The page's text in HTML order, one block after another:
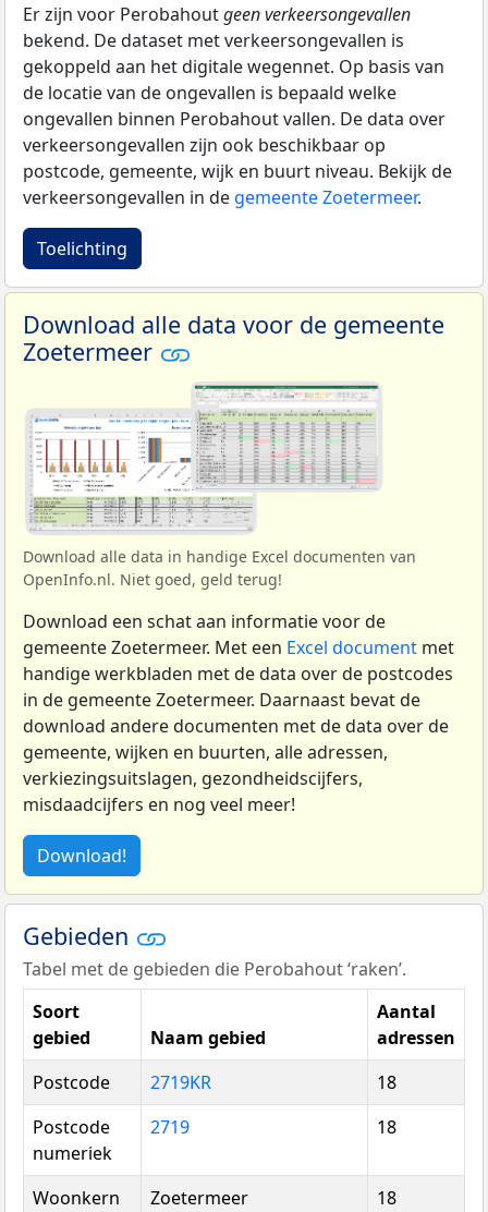
Er zijn voor Perobahoutgeen verkeersongevallen
bekend. De dataset met verkeersongevallen is
gekoppeld aan het digitale wegennet. Op basis van
de locatie van de ongevallen is bepaald welke
ongevallen binnen Perobahout vallen. De data over
verkeersongevallen zijn ook beschikbaar op
postcode, gemeente, wijk en buurt niveau. Bekijk de
verkeersongevallen in de gemeente Zoetermeer.
Toelichting
Download alle data voor de gemeente
Zoetermeer
Download alle data in handige Excel documenten van
OpenInfo.nl. Niet goed, geld terug!
Download een schat aan informatie voor de
gemeente Zoetermeer. Met een Excel document met
handige werkbladen met de data over de postcodes
in de gemeente Zoetermeer. Daarnaast bevat de
download andere documenten met de data over de
gemeente, wijken en buurten, alle adressen,
verkiezingsuitslagen, gezondheidscijfers,
misdaadcijfers en nog veel meer!
Download!
Gebieden
Tabel met de gebieden die Perobahout ‘raken’.
Soort
gebied
Naam gebied
Aantal
adressen
Postcode
2719KR
18
Postcode
numeriek
2719 18
Woonkern Zoetermeer
18